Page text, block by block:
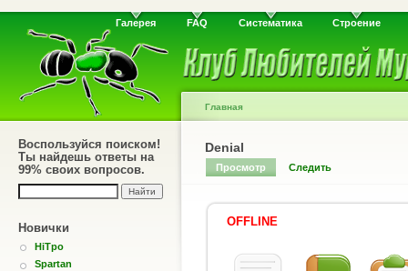
Галерея FAQ Систематика Строение
Воспользуйся поиском!
Ты найдешь ответы на
99% своих вопросов.
Новички
HiTpo
Spartan
Главная
Denial
Просмотр Следить
OFFLINE